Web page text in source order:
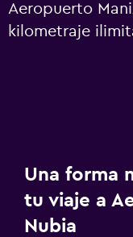
Aeropuerto
kilometraje
Una forma
tu viaje a
Nubia